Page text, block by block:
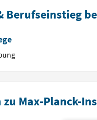
Berufseinstieg
Max-Planck-